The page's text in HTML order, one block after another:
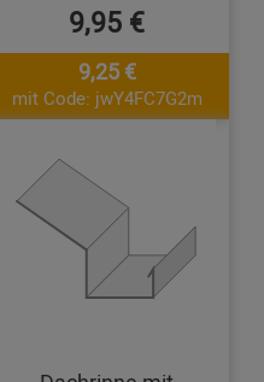
9,95 €
9,25 €
mit Code: jwY4FC7G2m